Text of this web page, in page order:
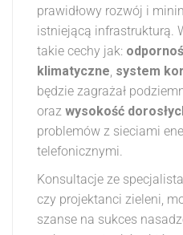
prawidłowy rozwój i
istniejącą infrastrukturą.
takie cechy jak:
klimatyczne, system
będzie zagrażał
oraz wysokość
problemów z sieciami
telefonicznymi.
Konsultacje ze
czy projektanci zieleni,
szanse na sukces